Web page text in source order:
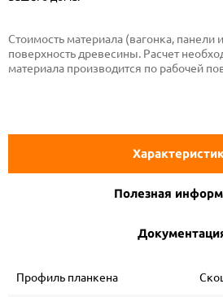
Стоимость материала (вагонка, панели
поверхность древесины. Расчет
материала производится по рабочей
Полезная
Профиль планкена